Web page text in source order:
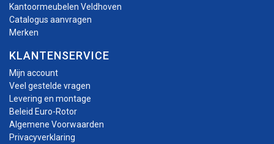
Kantoormeubelen Veldhoven
Catalogus aanvragen
Merken
KLANTENSERVICE
Mijn account
Veel gestelde vragen
Levering en montage
Beleid Euro-Rotor
Algemene Voorwaarden
Privacyverklaring